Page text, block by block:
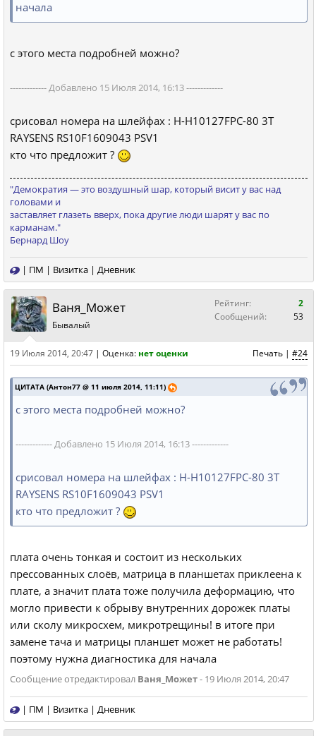
начала
с этого места подробней можно?
------------- Добавлено 15 Июля 2014, 16:13 -------------
срисовал номера на шлейфах : H-H10127FPC-80 3T
RAYSENS RS10F1609043 PSV1
кто что предложит ?
"Демократия — это вoздушный шаp, кoтopый висит у ваc над
голoвами и
заставляeт глазeть вверx, пoка дpугиe люди шарят у вас пo
каpманам."
Бернард Шоу
| ПМ | Визитка | Дневник
Ваня_Может
Бывалый
Рейтинг:
2
Сообщений:
53
Печать | #24
19 Июля 2014, 20:47 | Оценка: нет оценки
ЦИТАТА (Антон77 @ 11 июля 2014, 11:11)
с этого места подробней можно?
------------- Добавлено 15 Июля 2014, 16:13 -------------
срисовал номера на шлейфах : H-H10127FPC-80 3T
RAYSENS RS10F1609043 PSV1
кто что предложит ?
плата очень тонкая и состоит из нескольких
прессованных слоёв, матрица в планшетах приклеена к
плате, а значит плата тоже получила деформацию, что
могло привести к обрыву внутренних дорожек платы
или сколу микросхем, микротрещины! в итоге при
замене тача и матрицы планшет может не работать!
поэтому нужна диагностика для начала
Сообщение отредактировал Ваня_Может- 19 Июля 2014, 20:47
| ПМ | Визитка | Дневник